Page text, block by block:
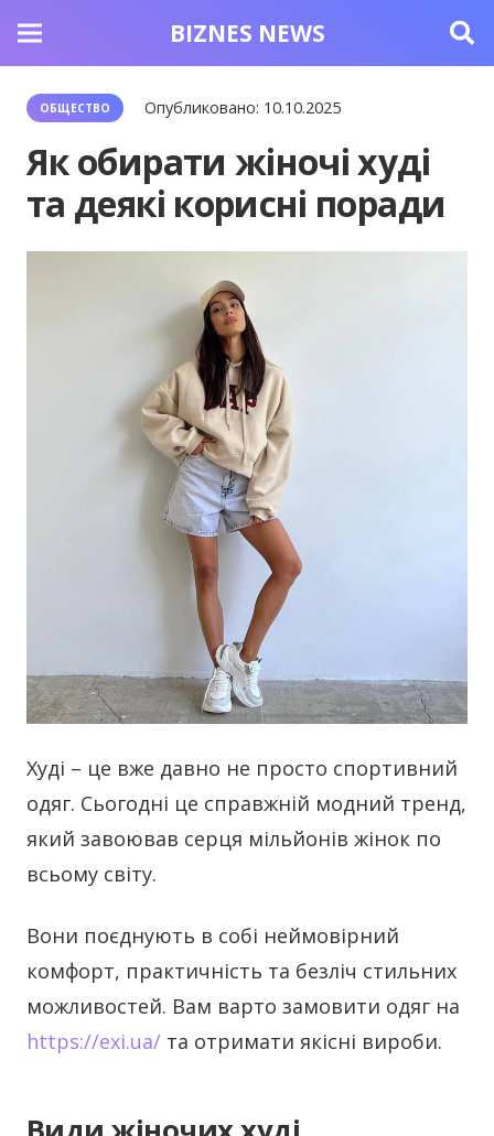
BIZNES NEWS
ОБЩЕСТВО Опубликовано: 10.10.2025
Як обирати жіночі худі
та деякі корисні поради
Худі – це вже давно не просто спортивний
одяг. Сьогодні це справжній модний тренд,
який завоював серця мільйонів жінок по
всьому світу.
Вони поєднують в собі неймовірний
комфорт, практичність та безліч стильних
можливостей. Вам варто замовити одяг на
https://exi.ua/ та отримати якісні вироби.